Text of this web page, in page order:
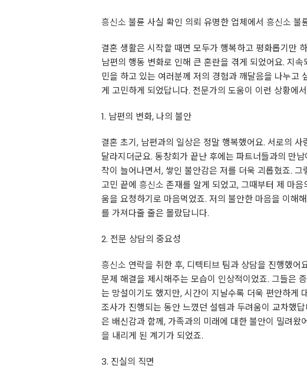
흥신소 불륜 사실 확인 의뢰 유명한 업체에서 흥신소 불
결혼 생활은 시작할 때면 모두가 행복하고 평화롭기만
남편의 행동 변화로 인해 큰 혼란을 겪게 되었어요. 지
민을 하고 있는 여러분께 저의 경험과 깨달음을 나누고
게 고민하게 되었답니다. 전문가의 도움이 이런 상황에
1. 남편의 변화, 나의 불안
결혼 초기, 남편과의 일상은 정말 행복했어요. 서로의
달라지더군요. 동창회가 끝난 후에는 파트너들과의 만
착이 늘어나면서, 쌓인 불안감은 저를 더욱 괴롭혔죠.
고민 끝에 흥신소 존재를 알게 되었고, 그때부터 제 마
움을 요청하기로 마음먹었죠. 저의 불안한 마음을 이해
를 가져다줄 줄은 몰랐답니다.
2. 전문 상담의 중요성
흥신소 연락을 취한 후, 디텍티브 팀과 상담을 진행했
문제 해결을 제시해주는 모습이 인상적이었죠. 그들은
는 망설이기도 했지만, 시간이 지날수록 더욱 편안하게
조사가 진행되는 동안 느꼈던 설렘과 두려움이 교차했
은 배신감과 함께, 가족과의 미래에 대한 불안이 밀려
을 내리게 된 계기가 되었죠.
3. 진실의 직면